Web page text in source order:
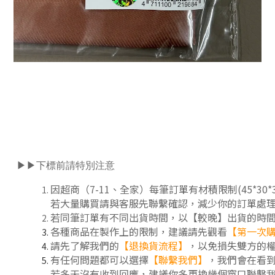
▶▶下標前請特別注意
因超商（7-11、全家）每筆訂單有材積限制
若大量購買請與客服先聯繫確認，減少你的訂單處
若同筆訂單有不同出貨時間，以【較晚】出貨的時
各種商品在製作上的限制，建議請先觀看 【第一次
請先了解我們的 【退換貨流程】
，以免損失雙方的
有任何問題都可以選擇 【聯繫我們】
，我們會在看